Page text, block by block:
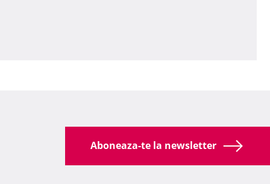
Aboneaza-te la newsletter